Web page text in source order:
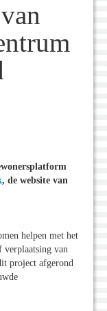
, de website van
helpen met het
verplaatsing van
project afgerond